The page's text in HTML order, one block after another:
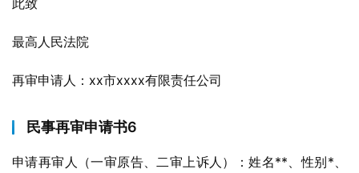
此致
最高人民法院
再审申请人：xx市xxxx有限责任公司
民事再审申请书6
申请再审人（一审原告、二审上诉人）：姓名**、性别*、